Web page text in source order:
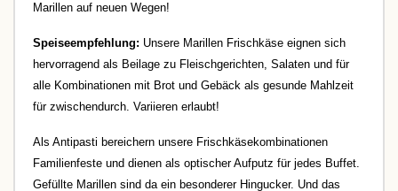
Marillen auf neuen Wegen!
Speiseempfehlung: Unsere Marillen Frischkäse eignen sich
hervorragend als Beilage zu Fleischgerichten, Salaten und für
alle Kombinationen mit Brot und Gebäck als gesunde Mahlzeit
für zwischendurch. Variieren erlaubt!
Als Antipasti bereichern unsere Frischkäsekombinationen
Familienfeste und dienen als optischer Aufputz für jedes Buffet.
Gefüllte Marillen sind da ein besonderer Hingucker. Und das